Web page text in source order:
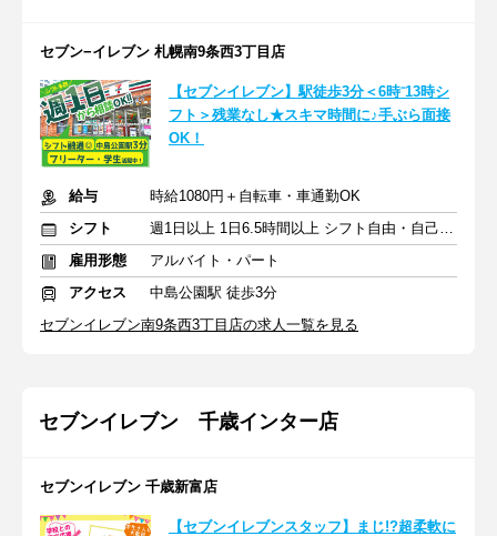
セブン−イレブン 札幌南9条西3丁目店
【セブンイレブン】駅徒歩3分＜6時⁻13時シ
フト＞残業なし★スキマ時間に♪手ぶら面接
OK！
給与
時給1080円＋自転車・車通勤OK
シフト
週1日以上 1日6.5時間以上 シフト自由・自己申告
雇用形態
アルバイト・パート
アクセス
中島公園駅 徒歩3分
セブンイレブン南9条西3丁目店の求人一覧を見る
セブンイレブン 千歳インター店
セブンイレブン 千歳新富店
【セブンイレブンスタッフ】まじ!?超柔軟に